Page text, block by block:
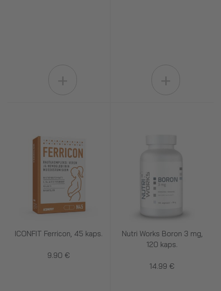
ICONFIT Ferricon, 45 kaps.
9.90 €
Nutri Works Boron 3 mg,
120 kaps.
14.99 €